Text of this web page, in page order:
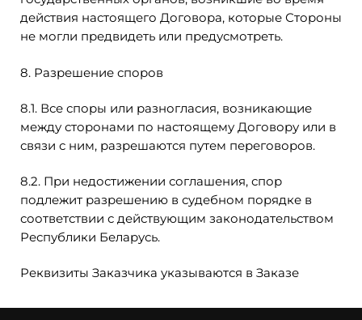
действия настоящего Договора, которые Стороны
не могли предвидеть или предусмотреть.
8. Разрешение споров
8.1. Все споры или разногласия, возникающие
между сторонами по настоящему Договору или в
связи с ним, разрешаются путем переговоров.
8.2. При недостижении соглашения, спор
подлежит разрешению в судебном порядке в
соответствии с действующим законодательством
Республики Беларусь.
Реквизиты Заказчика указываются в Заказе